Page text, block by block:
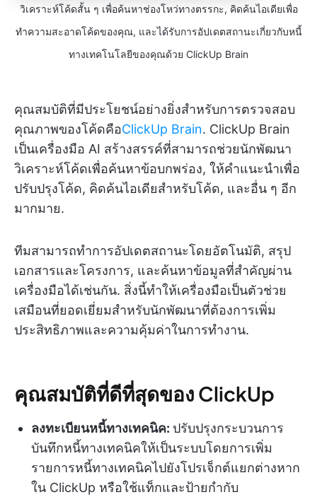
วิเคราะห์โค้ดสั้น ๆ เพื่อค้นหาช่องโหว่ทางตรรกะ, คิดค้นไอเดียเพื่อ
ทำความสะอาดโค้ดของคุณ, และได้รับการอัปเดตสถานะเกี่ยวกับหนี้
ทางเทคโนโลยีของคุณด้วย ClickUp Brain
คุณสมบัติที่มีประโยชน์อย่างยิ่งสำหรับการตรวจสอบ
คุณภาพของโค้ดคือClickUp Brain. ClickUp Brain
เป็นเครื่องมือ AI สร้างสรรค์ที่สามารถช่วยนักพัฒนา
วิเคราะห์โค้ดเพื่อค้นหาข้อบกพร่อง, ให้คำแนะนำเพื่อ
ปรับปรุงโค้ด, คิดค้นไอเดียสำหรับโค้ด, และอื่น ๆ อีก
มากมาย.
ทีมสามารถทำการอัปเดตสถานะโดยอัตโนมัติ, สรุป
เอกสารและโครงการ, และค้นหาข้อมูลที่สำคัญผ่าน
เครื่องมือได้เช่นกัน. สิ่งนี้ทำให้เครื่องมือเป็นตัวช่วย
เสมือนที่ยอดเยี่ยมสำหรับนักพัฒนาที่ต้องการเพิ่ม
ประสิทธิภาพและความคุ้มค่าในการทำงาน.
คุณสมบัติที่ดีที่สุดของ ClickUp
ลงทะเบียนหนี้ทางเทคนิค: ปรับปรุงกระบวนการ
บันทึกหนี้ทางเทคนิคให้เป็นระบบโดยการเพิ่ม
รายการหนี้ทางเทคนิคไปยังโปรเจ็กต์แยกต่างหาก
ใน ClickUp หรือใช้แท็กและป้ายกำกับ